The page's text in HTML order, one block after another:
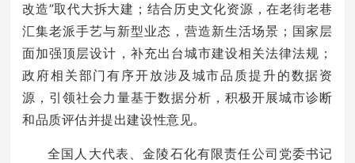
改造”取代大拆大建；结合历史文化资源，在老街老巷
汇集老派手艺与新型业态，营造新生活场景；国家层
面加强顶层设计，补充出台城市建设相关法律法规；
政府相关部门有序开放涉及城市品质提升的数据资
源，引领社会力量基于数据分析，积极开展城市诊断
和品质评估并提出建设性意见。
全国人大代表、金陵石化有限责任公司党委书记